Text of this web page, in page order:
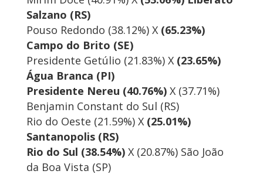
Salzano (RS)
Pouso Redondo (38.12%) X (65.23%)
Campo do Brito (SE)
Presidente Getúlio (21.83%) X (23.65%)
Água Branca (PI)
Presidente Nereu (40.76%) X (37.71%)
Benjamin Constant do Sul (RS)
Rio do Oeste (21.59%) X (25.01%)
Santanopolis (RS)
Rio do Sul (38.54%) X (20.87%) São João
da Boa Vista (SP)